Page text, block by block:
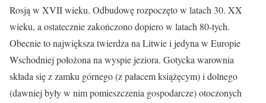
Rosją w XVII wieku. Odbudowę rozpoczęto w latach 30. XX
wieku, a ostatecznie zakończono dopiero w latach 80-tych.
Obecnie to największa twierdza na Litwie i jedyna w Europie
Wschodniej położona na wyspie jeziora. Gotycka warownia
składa się z zamku górnego (z pałacem książęcym) i dolnego
(dawniej były w nim pomieszczenia gospodarcze) otoczonych